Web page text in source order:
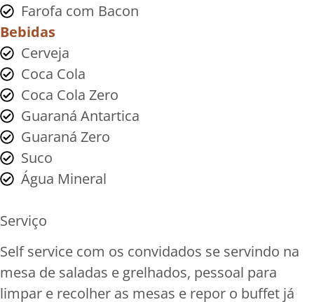
Farofa com Bacon
Bebidas
Cerveja
Coca Cola
Coca Cola Zero
Guaraná Antartica
Guaraná Zero
Suco
Água Mineral
Serviço
Self service com os convidados se servindo na
mesa de saladas e grelhados, pessoal para
limpar e recolher as mesas e repor o buffet já